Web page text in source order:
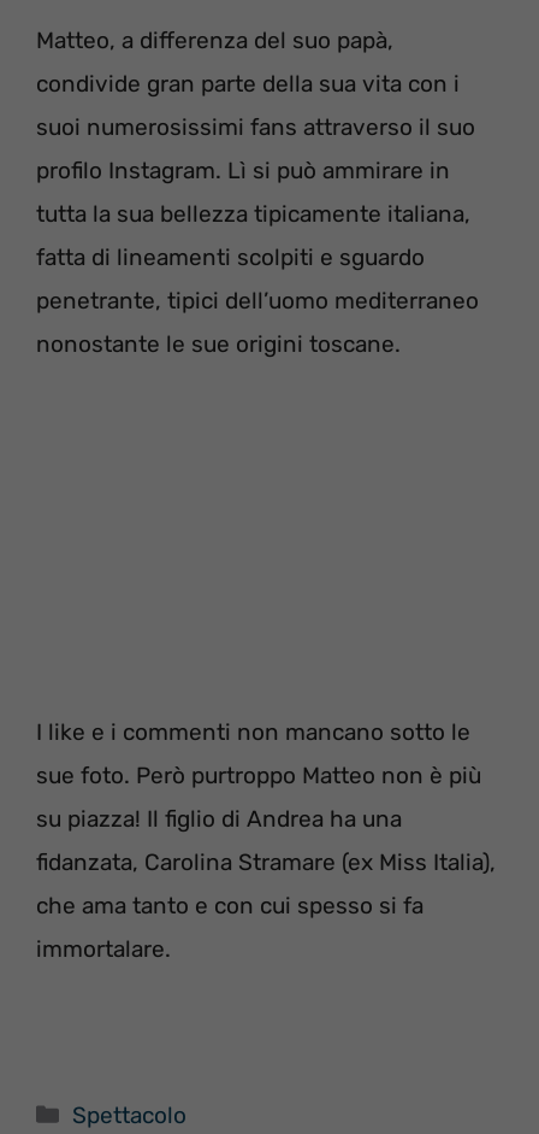
Matteo, a differenza del suo papà,
condivide gran parte della sua vita con i
suoi numerosissimi fans attraverso il suo
profilo Instagram. Lì si può ammirare in
tutta la sua bellezza tipicamente italiana,
fatta di lineamenti scolpiti e sguardo
penetrante, tipici dell’uomo mediterraneo
nonostante le sue origini toscane.
I like e i commenti non mancano sotto le
sue foto. Però purtroppo Matteo non è più
su piazza! Il figlio di Andrea ha una
fidanzata, Carolina Stramare (ex Miss Italia),
che ama tanto e con cui spesso si fa
immortalare.
Categorie
Spettacolo